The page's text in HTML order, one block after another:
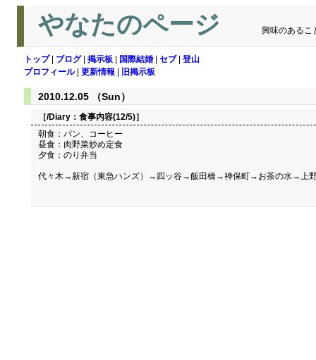
やなたのページ 興味のあるこ
トップ| ブログ| 掲示板 国際結婚 セブ| 登山
プロフィール| 更新情報 旧掲示板
2010.12.05 （Sun）
［/Diary： 食事内容(12/5)］
朝食：パン、コーヒー
昼食：肉野菜炒め定食
夕食：のり弁当
代々木→新宿（東急ハンズ）→四ッ谷→飯田橋→神保町→お茶の水→上野